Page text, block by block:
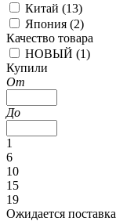
Китай (13)
Япония (2)
Качество товара
НОВЫЙ (1)
Купили
От
До
1
6
10
15
19
Ожидается поставка